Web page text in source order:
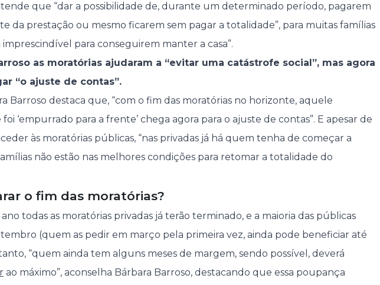
que “dar a possibilidade de, durante um determinado período, pagarem
da prestação ou mesmo ficarem sem pagar a totalidade”, para muitas famílias
imprescindível para conseguirem manter a casa”.
as moratórias ajudaram a “evitar uma catástrofe social”, mas agora
“o ajuste de contas”.
Barroso destaca que, “com o fim das moratórias no horizonte, aquele
‘empurrado para a frente’ chega agora para o ajuste de contas”. E apesar de
às moratórias públicas, “nas privadas já há quem tenha de começar a
não estão nas melhores condições para retomar a totalidade do
o fim das moratórias?
todas as moratórias privadas já terão terminado, e a maioria das públicas
(quem as pedir em março pela primeira vez, ainda pode beneficiar até
“quem ainda tem alguns meses de margem, sendo possível, deverá
ao máximo”, aconselha Bárbara Barroso, destacando que essa poupança